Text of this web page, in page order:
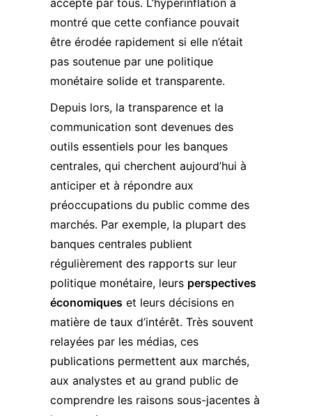
accepté par tous. L’hyperinflation a
montré que cette confiance pouvait
être érodée rapidement si elle n’était
pas soutenue par une politique
monétaire solide et transparente.
Depuis lors, la transparence et la
communication sont devenues des
outils essentiels pour les banques
centrales, qui cherchent aujourd’hui à
anticiper et à répondre aux
préoccupations du public comme des
marchés. Par exemple, la plupart des
banques centrales publient
régulièrement des rapports sur leur
politique monétaire, leurs perspectives
économiques et leurs décisions en
matière de taux d’intérêt. Très souvent
relayées par les médias, ces
publications permettent aux marchés,
aux analystes et au grand public de
comprendre les raisons sous-jacentes à